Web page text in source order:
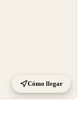
Cómo llegar